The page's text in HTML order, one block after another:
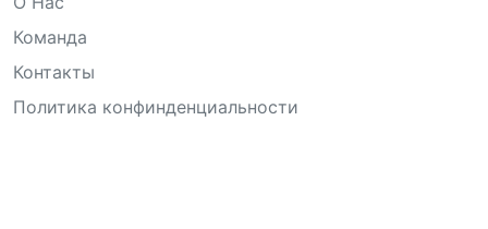
Команда
Контакты
Политика конфинденциальности